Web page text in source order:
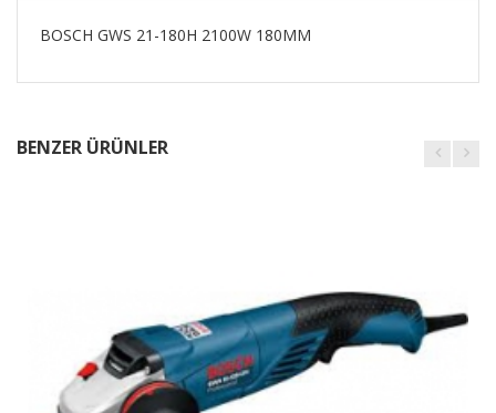
BOSCH GWS 21-180H 2100W 180MM
BENZER ÜRÜNLER